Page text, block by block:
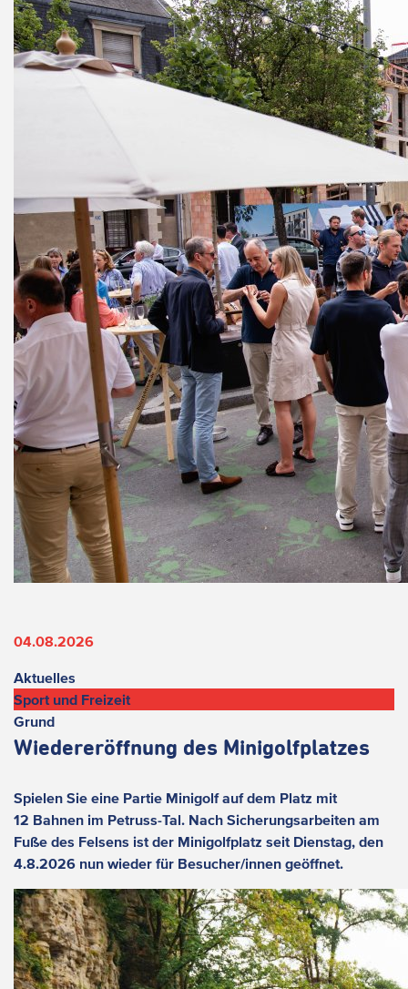
04.08.2026
Aktuelles
Sport und Freizeit
Grund
Wiedereröffnung des Minigolfplatzes
Spielen Sie eine Partie Minigolf auf dem Platz mit
12 Bahnen im Petruss-Tal. Nach Sicherungsarbeiten am
Fuße des Felsens ist der Minigolfplatz seit Dienstag, den
4.8.2026 nun wieder für Besucher/innen geöffnet.